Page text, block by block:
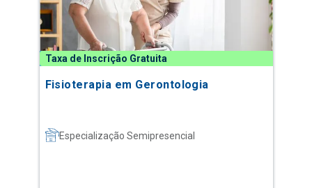
Taxa de Inscrição Gratuita
Fisioterapia em Gerontologia
Especialização Semipresencial